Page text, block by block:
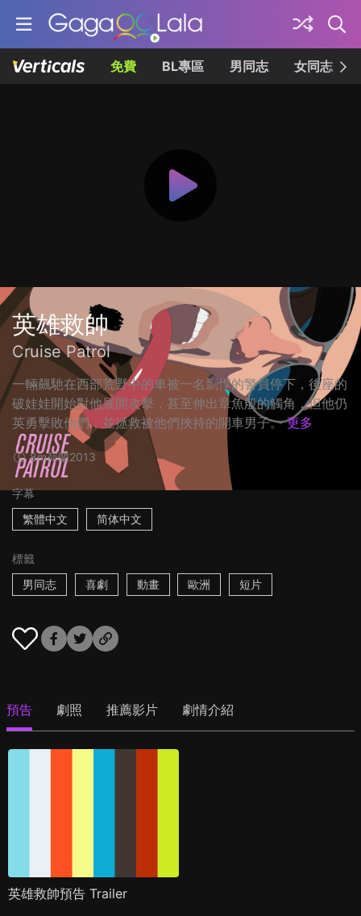
免費 BL專區 男同志 女同志
英雄救帥
Cruise Patrol
一輛飆馳在西部荒野中的車被一名剽悍的警員停下，後座的
破娃娃開始對他展開攻擊，甚至伸出章魚般的觸角，但他仍
英勇擊敗他們，並拯救被他們挾持的開車男子。 更多
8m荷蘭2013
字幕
繁體中文
简体中文
標籤
男同志
喜劇 動畫 歐洲 短片
預告 劇照 推薦影片 劇情介紹
英雄救帥預告 Trailer